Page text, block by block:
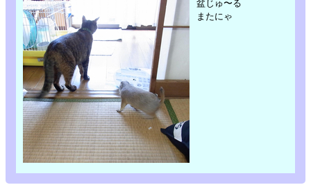
盆じゅ〜る
またにゃ